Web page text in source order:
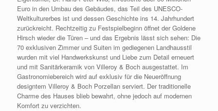
Euro in den Umbau des Gebäudes, das Teil des UNESCO-
Weltkulturerbes ist und dessen Geschichte ins 14. Jahrhundert
zurückreicht. Rechtzeitig zu Festspielbeginn öffnet der Goldene
Hirsch wieder die Türen – und das Ergebnis lässt sich sehen: Die
70 exklusiven Zimmer und Suiten im gediegenen Landhausstil
wurden mit viel Handwerkskunst und Liebe zum Detail erneuert
und mit Sanitärkeramik von Villeroy & Boch ausgestattet. Im
Gastronomiebereich wird auf exklusiv für die Neueröffnung
designtem Villeroy & Boch Porzellan serviert. Der traditionelle
Charme des Hauses blieb bewahrt, ohne jedoch auf modernen
Komfort zu verzichten.